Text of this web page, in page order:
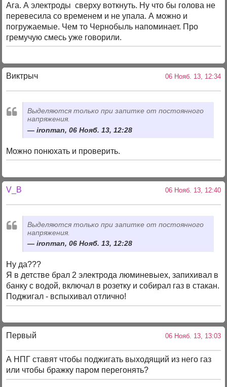
Ага. А электроды сверху воткнуть. Ну что бы голова не
перевесила со временем и не упала. А можно и
погружаемые. Чем то Чернобыль напоминает. Про
гремучую смесь уже говорили.
Виктрыч 06 Нояб. 13, 12:34
Выделяются только при запитке от постоянного
напряжения.
ironman, 06 Нояб. 13, 12:28
Можно понюхать и проверить.
V_B 06 Нояб. 13, 12:40
Выделяются только при запитке от постоянного
напряжения.
ironman, 06 Нояб. 13, 12:28
Ну да???
Я в детстве брал 2 электрода люминевыех, запихивал в
банку с водой, включал в розетку и собирал газ в стакан.
Поджигал - вспыхивал отлично!
Первый 06 Нояб. 13, 13:03
А НПГ ставят чтобы поджигать выходящий из него газ
или чтобы бражку паром перегонять?